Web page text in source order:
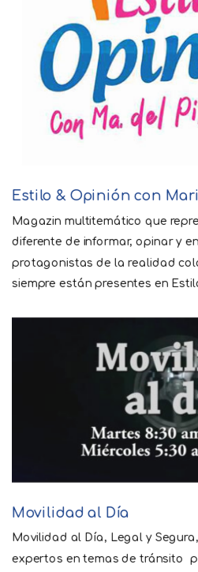
Estilo & Opinión con
Magazin multitemático que
diferente de informar, opinar y
protagonistas de la realidad
siempre están presentes en
Movilidad al Día
Movilidad al Día, Legal y
expertos en temas de tránsito